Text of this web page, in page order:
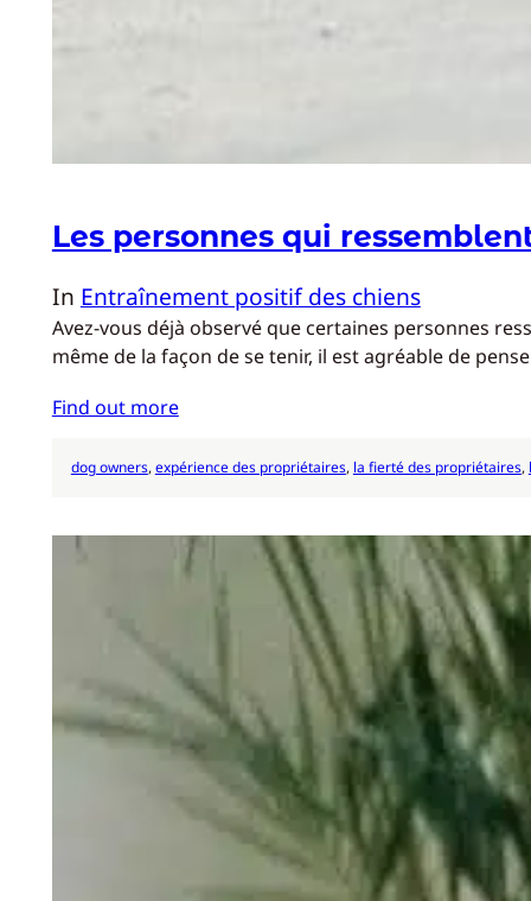
Les personnes qui
In Entraînement positif des chiens
Avez-vous déjà observé que certaines personnes
même de la façon de se tenir, il est agréable de
Find out more
dog owners, expérience des propriétaires, la fierté des propriétaires,